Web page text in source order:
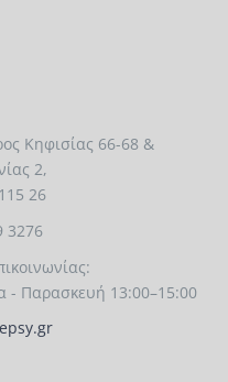
Κηφισίας 66-68 &
2,
26
3276
- Παρασκευή 13:00–15:00